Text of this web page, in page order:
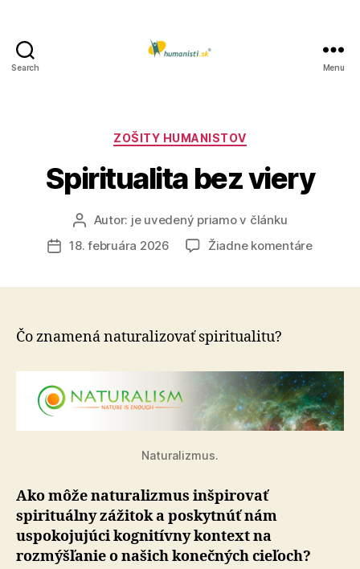
Search Menu
Kategórie
ZOŠITY HUMANISTOV
Spiritualita bez viery
Autor
článku
Autor: je uvedený priamo v článku
Dátum
18. februára 2026 Žiadne komentárena
Čo znamená naturalizovať spiritualitu?
Naturalizmus.
Ako môže naturalizmus inšpirovať
spirituálny zážitok a poskytnúť nám
uspokojujúci kognitívny kontext na
rozmýšľanie o našich konečných cieľoch?